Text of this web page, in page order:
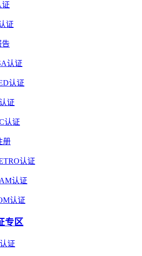
证
证
告
认证
认证
证
认证
册
认证
认证
认证
专区
证